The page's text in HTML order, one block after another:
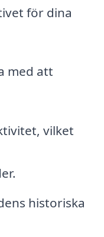
för dina
med att
vilket
historiska